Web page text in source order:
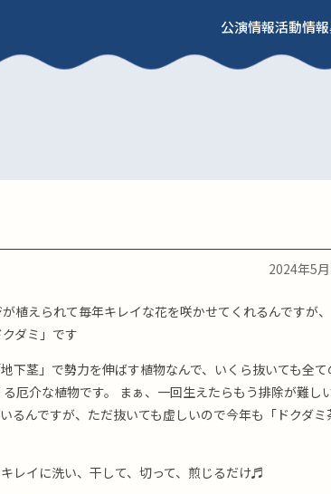
公演情報活動情報
2024年5
植えられて毎年キレイな花を咲かせてくれるんですが
ダミ」です
下茎」で勢力を伸ばす植物なんで、いくら抜いても全て
厄介な植物です。 まぁ、一回生えたらもう排除が難し
んですが、ただ抜いても虚しいので今年も「ドクダミ
レイに洗い、干して、切って、煎じるだけ♬